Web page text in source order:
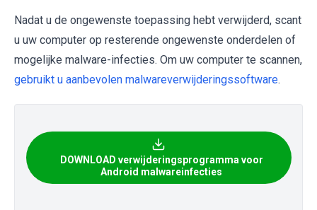
Nadat u de ongewenste toepassing hebt verwijderd, scant
u uw computer op resterende ongewenste onderdelen of
mogelijke malware-infecties. Om uw computer te scannen,
gebruikt u aanbevolen malwareverwijderingssoftware.
DOWNLOAD verwijderingsprogramma voor
Android malwareinfecties